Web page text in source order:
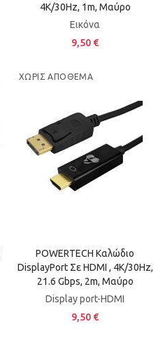
4K/30Hz, 1m, Μαύρο
Εικόνα
9,50 €
ΧΩΡΊΣ ΑΠΌΘΕΜΑ
POWERTECH Καλώδιο
DisplayPort Σε HDMI , 4K/30Hz,
21.6 Gbps, 2m, Μαύρο
Display port-HDMI
9,50 €